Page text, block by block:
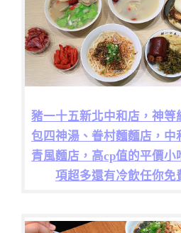
豬一十五新北中和店，神等
包四神湯、眷村麵麵店，中
青風麵店，高cp值的平價小
項超多還有冷飲任你免